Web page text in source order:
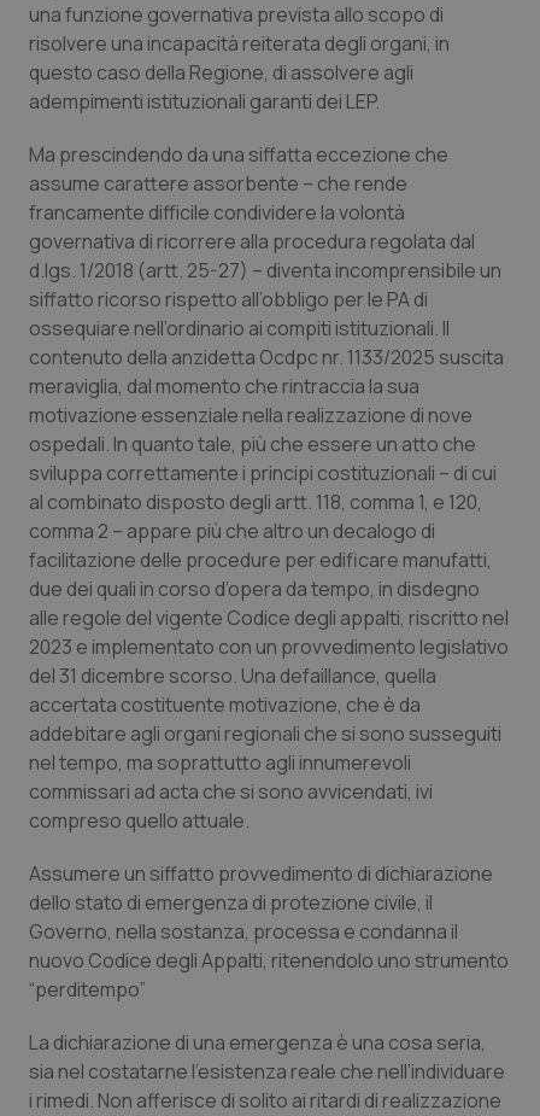
Valle D’Aosta
Veneto
Oncodermatologia
Oncoematologia
Oncologia & Nutrizione
Psoriasi & pelle
Quotidiano Cardiologia
Quotidiano Chirurgia
Quotidiano Oncologia
Quotidiano Pediatria
Rene & patologie urogenitali
Salute orale & impianti
Sangue & coagulazione
Tiroide
Tumore al seno
Tumori del Polmone & Testa Collo
Tumori gastrointestinali
Ulcera & Reflusso
Vaccini
una funzione governativa prevista allo scopo di
risolvere una incapacità reiterata degli organi, in
questo caso della Regione, di assolvere agli
adempimenti istituzionali garanti dei LEP.
Ma prescindendo da una siffatta eccezione che
assume carattere assorbente – che rende
francamente difficile condividere la volontà
governativa di ricorrere alla procedura regolata dal
d.lgs. 1/2018 (artt. 25-27) – diventa incomprensibile un
siffatto ricorso rispetto all’obbligo per le PA di
ossequiare nell’ordinario ai compiti istituzionali. Il
contenuto della anzidetta Ocdpc nr. 1133/2025 suscita
meraviglia, dal momento che rintraccia la sua
motivazione essenziale nella realizzazione di nove
ospedali. In quanto tale, più che essere un atto che
sviluppa correttamente i principi costituzionali – di cui
al combinato disposto degli artt. 118, comma 1, e 120,
comma 2 – appare più che altro un decalogo di
facilitazione delle procedure per edificare manufatti,
due dei quali in corso d’opera da tempo, in disdegno
alle regole del vigente Codice degli appalti, riscritto nel
2023 e implementato con un provvedimento legislativo
del 31 dicembre scorso. Una defaillance, quella
accertata costituente motivazione, che è da
addebitare agli organi regionali che si sono susseguiti
nel tempo, ma soprattutto agli innumerevoli
commissari ad acta che si sono avvicendati, ivi
compreso quello attuale.
Assumere un siffatto provvedimento di dichiarazione
dello stato di emergenza di protezione civile, il
Governo, nella sostanza, processa e condanna il
nuovo Codice degli Appalti, ritenendolo uno strumento
“perditempo”
La dichiarazione di una emergenza è una cosa seria,
sia nel costatarne l’esistenza reale che nell’individuare
i rimedi. Non afferisce di solito ai ritardi di realizzazione